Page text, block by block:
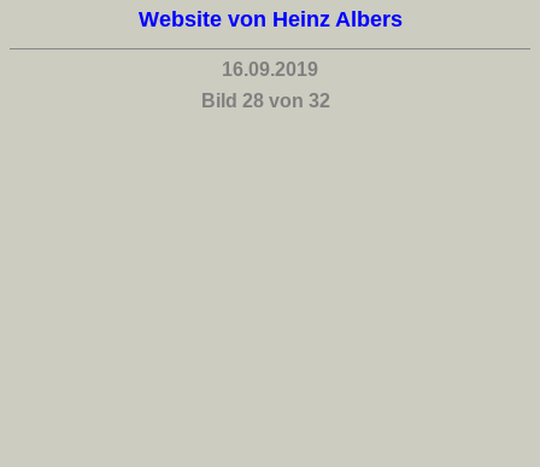
Website von Heinz Albers
16.09.2019
Bild 28 von 32